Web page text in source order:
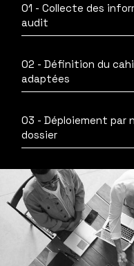
01 - Collecte des
audit
02 - Définition du
adaptées
03 - Déploiement par
dossier